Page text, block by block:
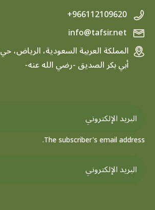
+966112109620
المملكة العربية السعودية، الرياض،
أبي بكر الصديق -رضي الله عنه-
The subscriber's email address.